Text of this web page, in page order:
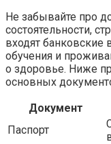
Не забывайте про
состоятельности,
входят
обучения и
о здоровье. Ниже
основных
Документ
Паспорт